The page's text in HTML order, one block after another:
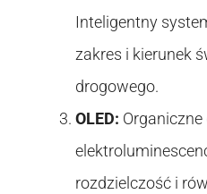
Inteligentny
zakres i kierunek
drogowego.
OLED:
rozdzielczość i